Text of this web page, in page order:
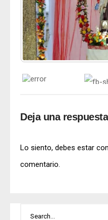
Deja una respuesta
Lo siento, debes estar
comentario.